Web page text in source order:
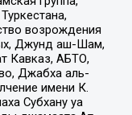
возрождения
Джунд аш-Шам,
Кавказ, АБТО,
Джабха аль-
имени К.
Субхану уа